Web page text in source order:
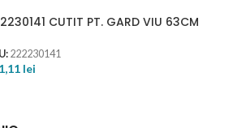
CUTIT PT. GARD VIU 63CM
222230141
lei